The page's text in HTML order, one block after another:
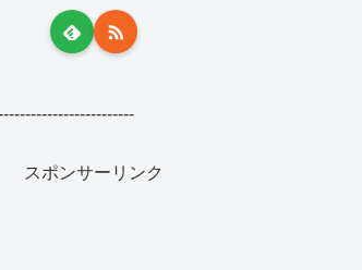
スポンサーリンク